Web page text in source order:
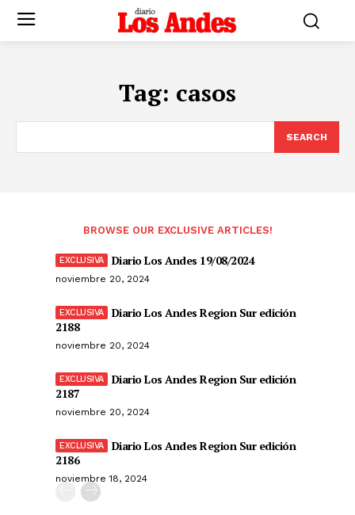
Tag: casos
SEARCH
BROWSE OUR EXCLUSIVE ARTICLES!
Diario Los Andes 19/08/2024
noviembre 20, 2024
Diario Los Andes Region Sur edición
2188
noviembre 20, 2024
Diario Los Andes Region Sur edición
2187
noviembre 20, 2024
Diario Los Andes Region Sur edición
2186
noviembre 18, 2024